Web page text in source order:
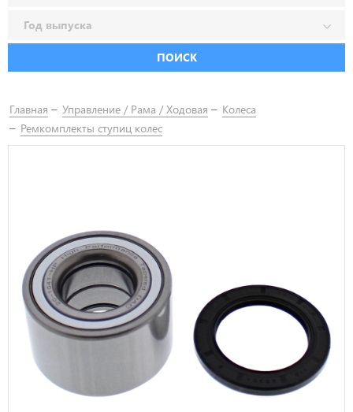
ПОИСК
Главная Управление / Рама / Ходовая
Колеса
Ремкомплекты ступиц колес